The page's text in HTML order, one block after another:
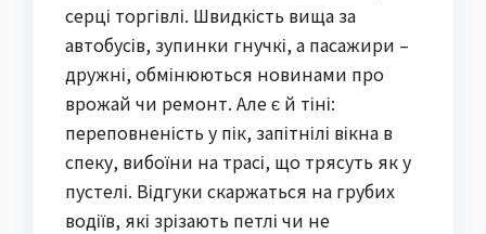
серці торгівлі. Швидкість вища за
автобусів, зупинки гнучкі, а пасажири –
дружні, обмінюються новинами про
врожай чи ремонт. Але є й тіні:
переповненість у пік, запітнілі вікна в
спеку, вибоїни на трасі, що трясуть як у
пустелі. Відгуки скаржаться на грубих
водіїв, які зрізають петлі чи не